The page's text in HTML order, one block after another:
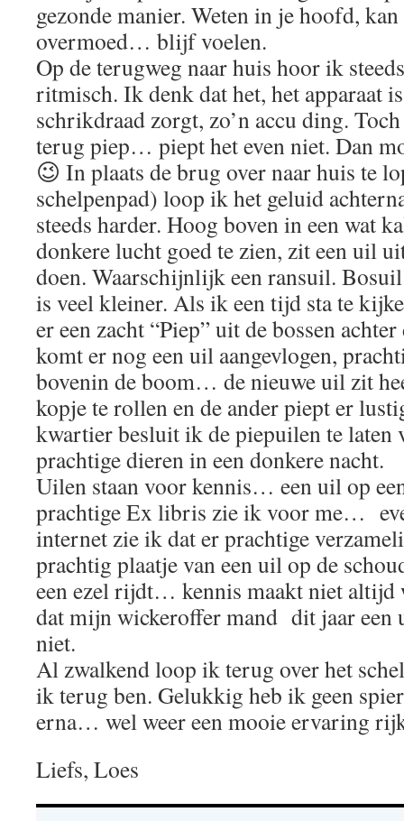
gezonde manier. Weten in je hoofd,
overmoed… blijf voelen.
Op de terugweg naar huis hoor ik
ritmisch. Ik denk dat het, het apparaat
schrikdraad zorgt, zo’n accu ding.
terug piep… piept het even niet. Dan
😉 In plaats de brug over naar huis te
schelpenpad) loop ik het geluid
steeds harder. Hoog boven in een wat
donkere lucht goed te zien, zit een uil
doen. Waarschijnlijk een ransuil.
is veel kleiner. Als ik een tijd sta te
er een zacht “Piep” uit de bossen
komt er nog een uil aangevlogen,
bovenin de boom… de nieuwe uil zit
kopje te rollen en de ander piept er
kwartier besluit ik de piepuilen te
prachtige dieren in een donkere nacht.
Uilen staan voor kennis… een uil op
prachtige Ex libris zie ik voor me…
internet zie ik dat er prachtige
prachtig plaatje van een uil op de
een ezel rijdt… kennis maakt niet
dat mijn wickeroffer mand dit jaar een
niet.
Al zwalkend loop ik terug over het
ik terug ben. Gelukkig heb ik geen
erna… wel weer een mooie ervaring
Liefs, Loes